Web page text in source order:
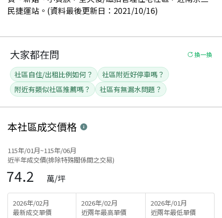
民捷運站。(資料最後更新日：2021/10/16)
大家都在問 換一換
社區自住/出租比例如何？
社區附近好停車嗎？
附近有類似社區推薦嗎？
社區有無漏水問題？
本社區成交價格
115年/01月~115年/06月
近半年成交價(排除特殊關係間之交易)
74.2 萬/坪
2026年/02月
最新成交單價
2026年/02月
近兩年最高單價
2026年/01月
近兩年最低單價